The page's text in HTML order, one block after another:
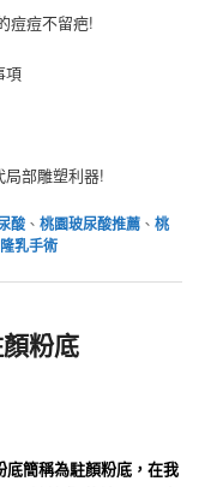
痘痘不留疤!
項
局部雕塑利器!
酸 、桃園玻尿酸推薦 、桃
隆乳手術
粉底
底簡稱為駐顏粉底，在我